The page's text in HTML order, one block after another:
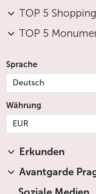
TOP 5 Shopping
TOP 5
Sprache
Deutsch
Währung
EUR
Erkunden
Avantgarde